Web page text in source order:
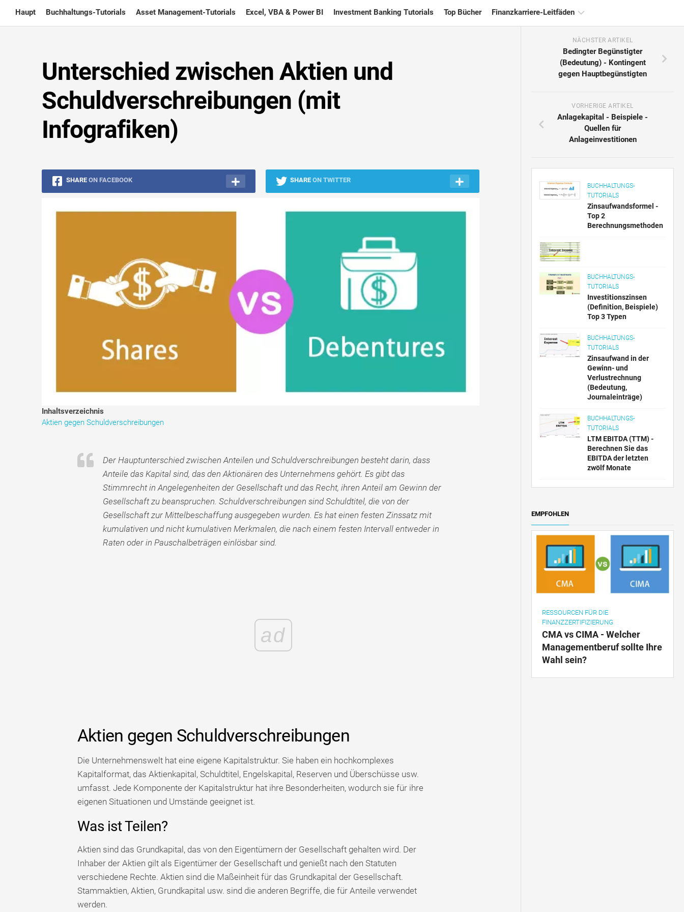
content
Haupt Buchhaltungs-Tutorials Asset Management-Tutorials Excel, VBA & Power BI Investment Banking Tutorials Top Bücher Finanzkarriere-Leitfäden
Finanzzertifizierung
Finanzmodellierung
Risikomanagement-
Unterschied zwischen Aktien und
Schuldverschreibungen (mit
Infografiken)
SHARE ON FACEBOOK SHARE ON TWITTER
Inhaltsverzeichnis
Aktien gegen Schuldverschreibungen
Der Hauptunterschied zwischen Anteilen und Schuldverschreibungen besteht darin, dass
Anteile das Kapital sind, das den Aktionären des Unternehmens gehört. Es gibt das
Stimmrecht in Angelegenheiten der Gesellschaft und das Recht, ihren Anteil am Gewinn der
Gesellschaft zu beanspruchen. Schuldverschreibungen sind Schuldtitel, die von der
Gesellschaft zur Mittelbeschaffung ausgegeben wurden. Es hat einen festen Zinssatz mit
kumulativen und nicht kumulativen Merkmalen, die nach einem festen Intervall entweder in
Raten oder in Pauschalbeträgen einlösbar sind.
ad
Aktien gegen Schuldverschreibungen
Die Unternehmenswelt hat eine eigene Kapitalstruktur. Sie haben ein hochkomplexes
Kapitalformat, das Aktienkapital, Schuldtitel, Engelskapital, Reserven und Überschüsse usw.
umfasst. Jede Komponente der Kapitalstruktur hat ihre Besonderheiten, wodurch sie für ihre
eigenen Situationen und Umstände geeignet ist.
Was ist Teilen?
Aktien sind das Grundkapital, das von den Eigentümern der Gesellschaft gehalten wird. Der
Inhaber der Aktien gilt als Eigentümer der Gesellschaft und genießt nach den Statuten
verschiedene Rechte. Aktien sind die Maßeinheit für das Grundkapital der Gesellschaft.
Stammaktien, Aktien, Grundkapital usw. sind die anderen Begriffe, die für Anteile verwendet
werden.
NÄCHSTER ARTIKEL
Bedingter Begünstigter
(Bedeutung) - Kontingent
gegen Hauptbegünstigten
VORHERIGE ARTIKEL
Anlagekapital - Beispiele -
Quellen für
Anlageinvestitionen
BUCHHALTUNGS-
TUTORIALS
Zinsaufwandsformel -
Top 2
Berechnungsmethoden
BUCHHALTUNGS-
TUTORIALS
Investitionszinsen
(Definition, Beispiele)
Top 3 Typen
BUCHHALTUNGS-
TUTORIALS
Zinsaufwand in der
Gewinn- und
Verlustrechnung
(Bedeutung,
Journaleinträge)
BUCHHALTUNGS-
TUTORIALS
LTM EBITDA (TTM) -
Berechnen Sie das
EBITDA der letzten
zwölf Monate
EMPFOHLEN
RESSOURCEN FÜR DIE
FINANZZERTIFIZIERUNG
CMA vs CIMA - Welcher
Managementberuf sollte Ihre
Wahl sein?